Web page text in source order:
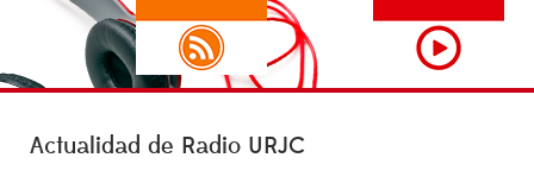
Actualidad de Radio URJC